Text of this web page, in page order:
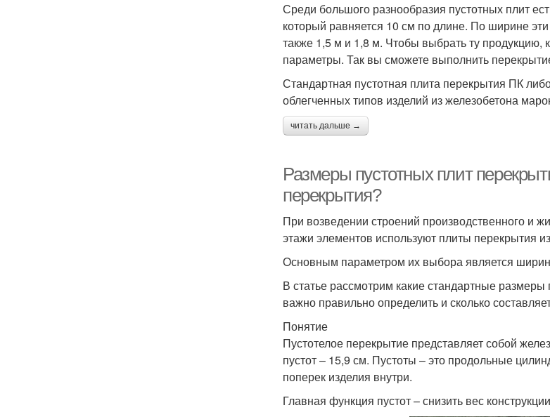
Среди большого разнообразия пустотных плит
который равняется 10 см по длине. По ширине
также 1,5 м и 1,8 м. Чтобы выбрать ту продукцию,
параметры. Так вы сможете выполнить
Стандартная пустотная плита перекрытия ПК
облегченных типов изделий из железобетона
читать дальше →
Размеры пустотных плит
перекрытия?
При возведении строений производственного и
этажи элементов используют плиты перекрытия
Основным параметром их выбора является
В статье рассмотрим какие стандартные
важно правильно определить и сколько
Понятие
Пустотелое перекрытие представляет собой
пустот – 15,9 см. Пустоты – это продольные
поперек изделия внутри.
Главная функция пустот – снизить вес